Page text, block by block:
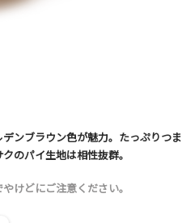
ンブラウン色が魅力。たっぷりつま
のパイ生地は相性抜群。
けどにご注意ください。